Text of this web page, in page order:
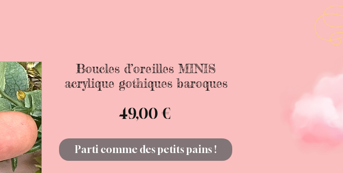
Boucles d’oreilles MINIS
acrylique gothiques baroques
49,00 €Prix
Parti comme des petits pains !